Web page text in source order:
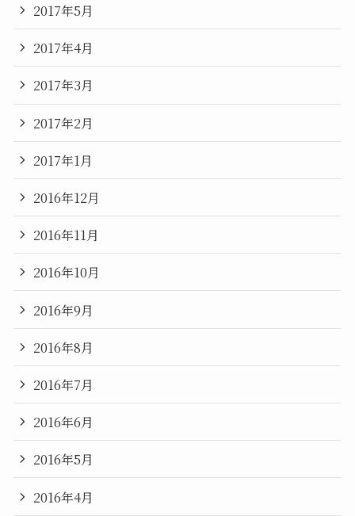
2017年5月
2017年4月
2017年3月
2017年2月
2017年1月
2016年12月
2016年11月
2016年10月
2016年9月
2016年8月
2016年7月
2016年6月
2016年5月
2016年4月